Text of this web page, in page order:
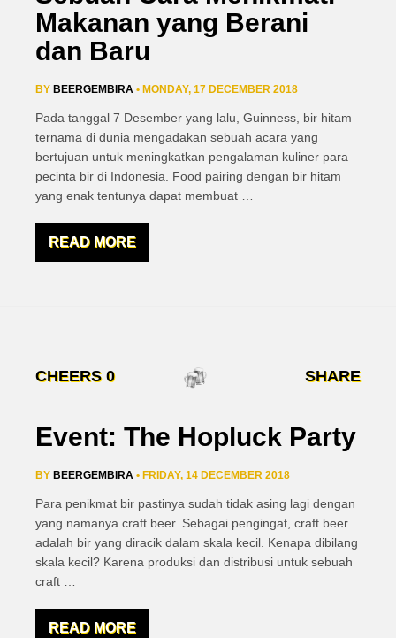
Makanan yang Berani
dan Baru
BY BEERGEMBIRA • MONDAY, 17 DECEMBER 2018
Pada tanggal 7 Desember yang lalu, Guinness, bir hitam
ternama di dunia mengadakan sebuah acara yang
bertujuan untuk meningkatkan pengalaman kuliner para
pecinta bir di Indonesia. Food pairing dengan bir hitam
yang enak tentunya dapat membuat
READ MORE
CHEERS 0 SHARE
Event: The Hopluck Party
BY BEERGEMBIRA • FRIDAY, 14 DECEMBER 2018
Para penikmat bir pastinya sudah tidak asing lagi dengan
yang namanya craft beer. Sebagai pengingat, craft beer
adalah bir yang diracik dalam skala kecil. Kenapa dibilang
skala kecil? Karena produksi dan distribusi untuk sebuah
craft
READ MORE